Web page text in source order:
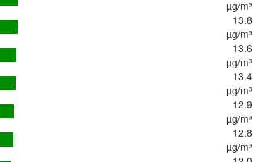
µg/m³
13.8
µg/m³
13.6
µg/m³
13.4
µg/m³
12.9
µg/m³
12.8
µg/m³